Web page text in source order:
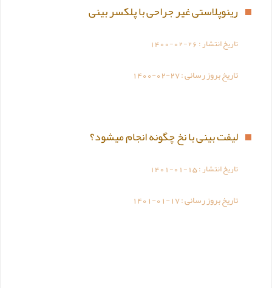
رینوپلاستی غیر جراحی با پلکسر بینی
تاریخ انتشار :1400-02-26
تاریخ بروز رسانی :1400-02-27
لیفت بینی با نخ چگونه انجام میشود؟
تاریخ انتشار :1401-01-15
تاریخ بروز رسانی :1401-01-17